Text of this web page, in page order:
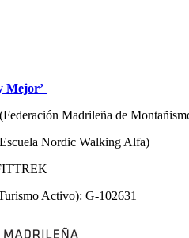
Mejor’
(Federación Madrileña de
Nordic Walking Alfa)
Activo): G-102631